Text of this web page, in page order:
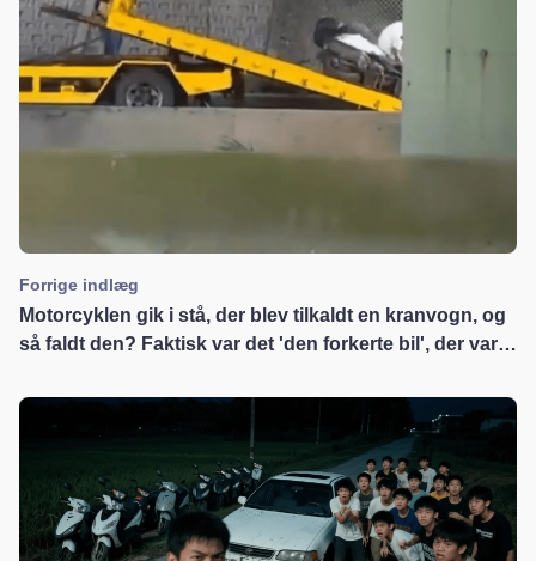
Forrige indlæg
Motorcyklen gik i stå, der blev tilkaldt en kranvogn, og
så faldt den? Faktisk var det 'den forkerte bil', der var